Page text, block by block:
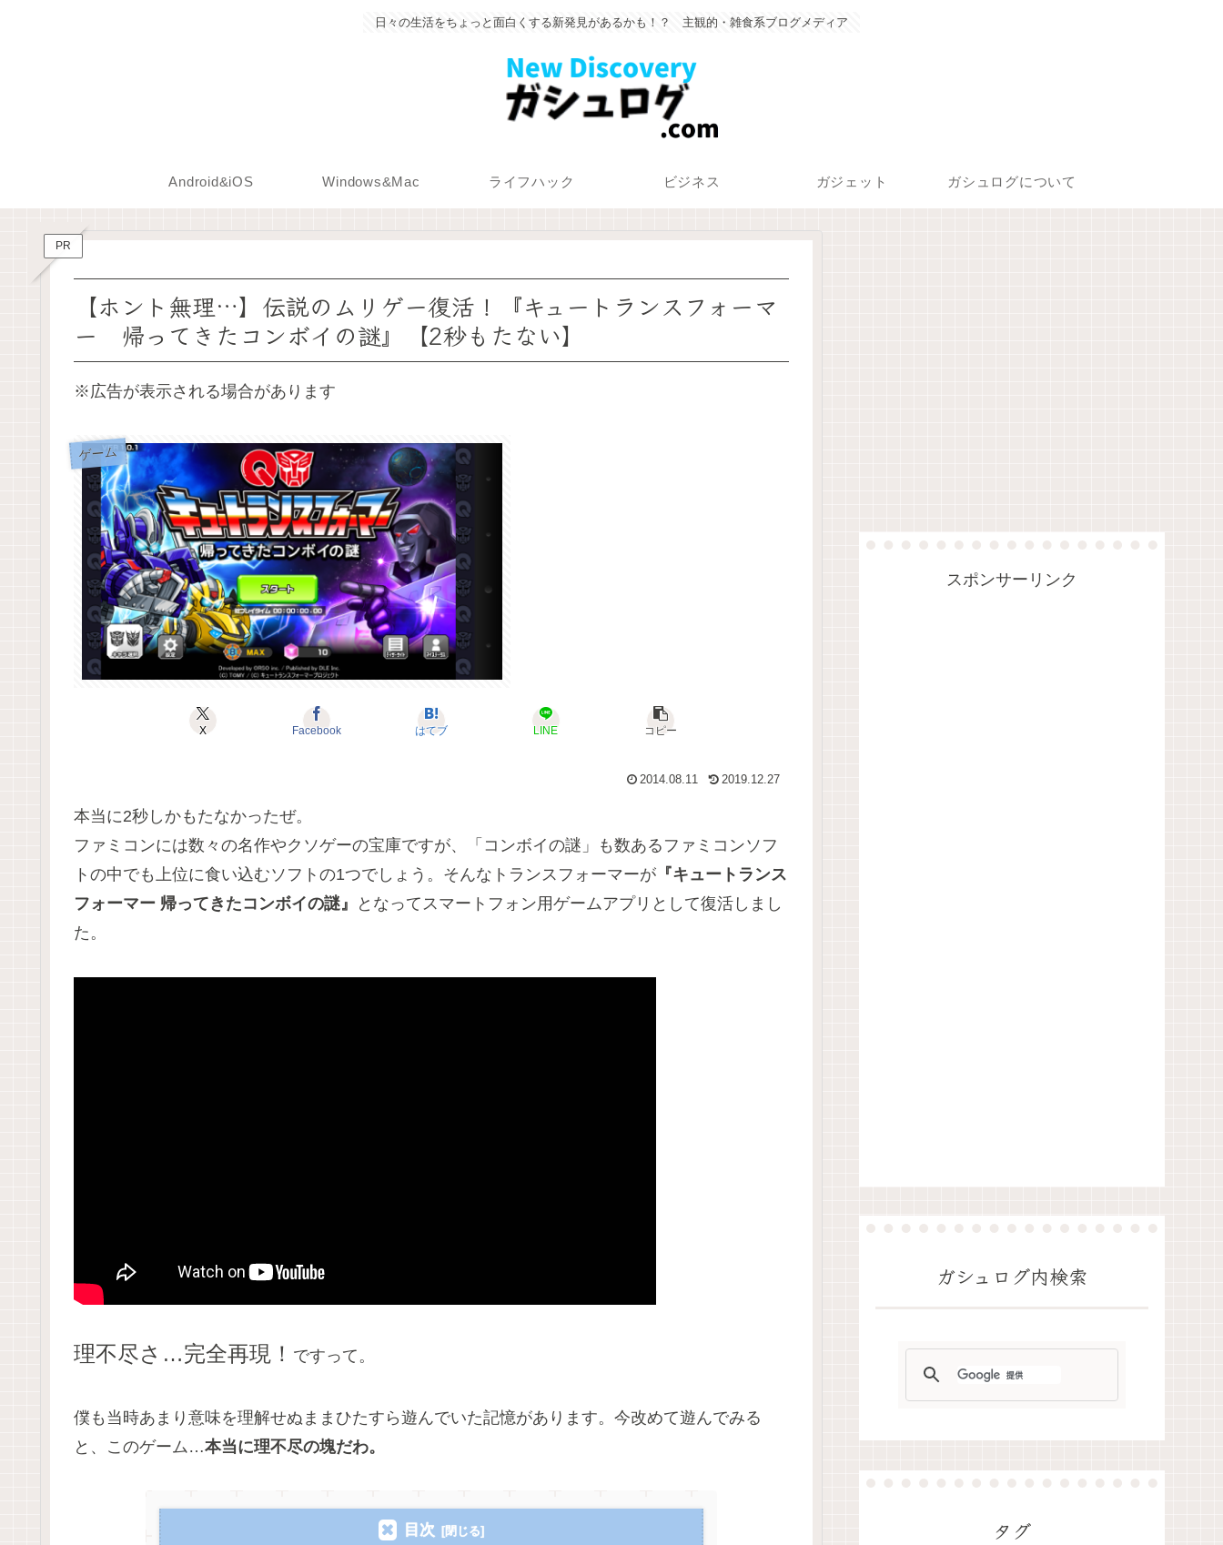
日々の生活をちょっと面白くする新発見があるかも！？ 主観的・雑食系ブログメディア
Android&iOS Windows&Mac ライフハック ビジネス ガジェット ガシュログについて
PR
【ホント無理…】伝説のムリゲー復活！『キュートランスフォーマ
ー 帰ってきたコンボイの謎』【2秒もたない】
※広告が表示される場合があります
ゲーム
X Facebook はてブ LINE コピー
2014.08.11 2019.12.27
本当に2秒しかもたなかったぜ。
ファミコンには数々の名作やクソゲーの宝庫ですが、「コンボイの謎」も数あるファミコンソフ
トの中でも上位に食い込むソフトの1つでしょう。そんなトランスフォーマーが 『キュートランス
フォーマー 帰ってきたコンボイの謎』
となってスマートフォン用ゲームアプリとして復活しまし
た。
理不尽さ…完全再現！ ですって。
僕も当時あまり意味を理解せぬままひたすら遊んでいた記憶があります。今改めて遊んでみる
と、このゲーム…本当に理不尽の塊だわ。
目次
スポンサーリンク
ガシュログ内検索
タグ